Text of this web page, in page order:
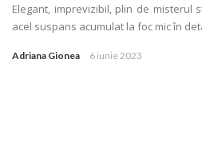
Elegant, imprevizibil, plin de misterul
acel suspans acumulat la foc mic în
Adriana Gionea 6 iunie 2023